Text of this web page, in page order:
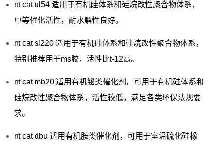
nt cat ul54 适用于有机硅体系和硅烷改性聚合物体系，
中等催化活性，耐水解性良好。
nt cat si220 适用于有机硅体系和硅烷改性聚合物体系，
特别推荐用于ms胶，活性比t-12高。
nt cat mb20 适用有机铋类催化剂，可用于有机硅体系和
硅烷改性聚合物体系，活性较低，满足各类环保法规要
求。
nt cat dbu 适用有机胺类催化剂，可用于室温硫化硅橡